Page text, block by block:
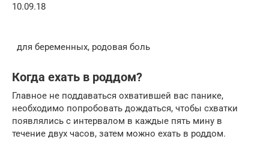
10.09.18
для беременных, родовая боль
Когда ехать в роддом?
Главное не поддаваться охватившей вас панике,
необходимо попробовать дождаться, чтобы схватки
появлялись с интервалом в каждые пять мину в
течение двух часов, затем можно ехать в роддом.